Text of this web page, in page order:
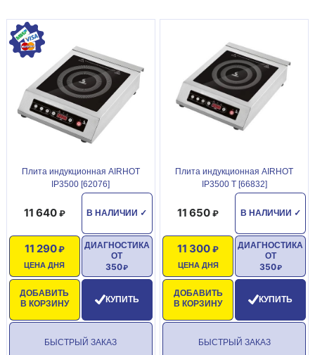
Плита индукционная AIRHOT
IP3500 [62076]
В НАЛИЧИИ ✓
11 640
ЦЕНА ДНЯ
11 290
ДОБАВИТЬ
В КОРЗИНУ
ДИАГНОСТИКА
ОТ
350
КУПИТЬ
БЫСТРЫЙ ЗАКАЗ
Плита индукционная AIRHOT
IP3500 T [66832]
В НАЛИЧИИ ✓
11 650
ЦЕНА ДНЯ
11 300
ДОБАВИТЬ
В КОРЗИНУ
ДИАГНОСТИКА
ОТ
350
КУПИТЬ
БЫСТРЫЙ ЗАКАЗ